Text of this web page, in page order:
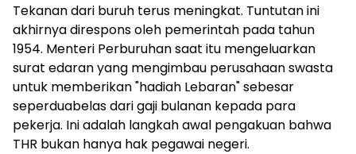
Tekanan dari buruh terus meningkat. Tuntutan ini
akhirnya direspons oleh pemerintah pada tahun
1954. Menteri Perburuhan saat itu mengeluarkan
surat edaran yang mengimbau perusahaan swasta
untuk memberikan "hadiah Lebaran" sebesar
seperduabelas dari gaji bulanan kepada para
pekerja. Ini adalah langkah awal pengakuan bahwa
THR bukan hanya hak pegawai negeri.